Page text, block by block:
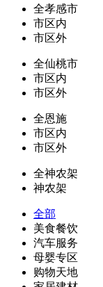
全孝感市
市区内
市区外
全仙桃市
市区内
市区外
全恩施
市区内
市区外
全神农架
神农架
全部
美食餐饮
汽车服务
母婴专区
购物天地